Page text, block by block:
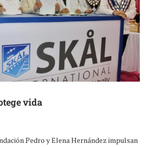
vida
Pedro y Elena Hernández impulsan